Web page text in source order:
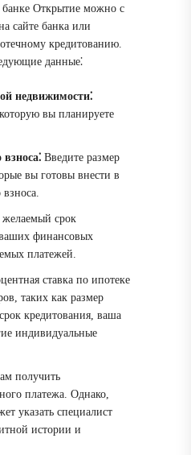
банке Открытие можно с
сайте банка или
кредитованию.
данные⁚
недвижимости⁚
вы планируете
Введите размер
вы готовы внести в
взноса.
срок
финансовых
платежей.
ставка по ипотеке
таких как размер
кредитования, ваша
индивидуальные
получить
платежа. Однако,
указать специалист
истории и